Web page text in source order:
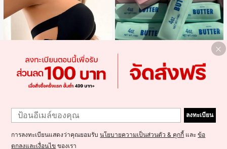
เสื้อชั้นในสตรีไร้ตะเข็บ ไร้โครง เซ็กซี่ ด้
ลัง ไร้สาย สบายตลอดวัน
300+ sold
145 -3% 2 วันสุดท้าย
ลูกบอลบีบช้าคืนตัวนุ่ม สีชมพู แท่งเนย
บีบคลายเครียด นุ่มยืดหยุ่น ของเล่นบีบ
4 ออนซ์ ของเล่นเกลือ เหมาะสำหรับขอ
วัญปาร์ตี้ สกวิชชี่ ของเล่นสกวิชชี่ ของเ
ล่นคลายเครียดสกวิชชี่ สกวิชชี่เกี๊ยว ขอ
งเล่นสำหรับผู้ใหญ่ ผู้หญิง สกวิชชี่กรอบ
สกวิชชี่เนยกรอบ บีบ ลูกบอลสลัชชี่
#1 ขายดี
ใน ของเล่นและเกม
100+ sold
1
ลงทะเบียน
การลงทะเบียนแสดงว่าคุณยอมรับนโยบายความเป็นส่วนตัว & คุกกี้ และข้อ
ตกลงและเงื่อนไข ของเรา